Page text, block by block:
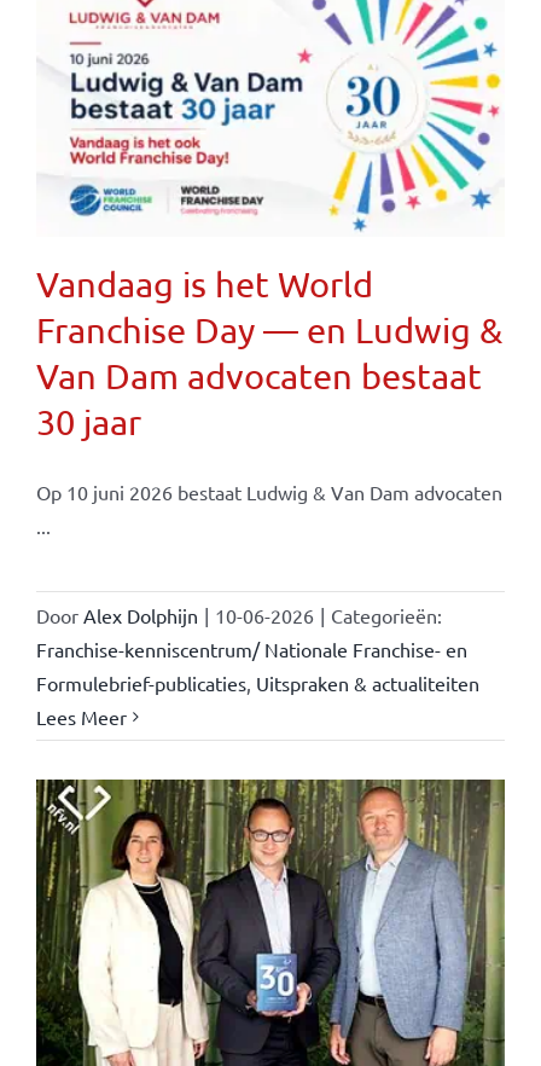
Vandaag is het World
Franchise Day — en Ludwig &
Van Dam advocaten bestaat
30 jaar
Op 10 juni 2026 bestaat Ludwig & Van Dam advocaten
Door Alex Dolphijn | 10-06-2026 | Categorieën:
Franchise-kenniscentrum/ Nationale Franchise- en
Formulebrief-publicaties, Uitspraken & actualiteiten
Lees Meer